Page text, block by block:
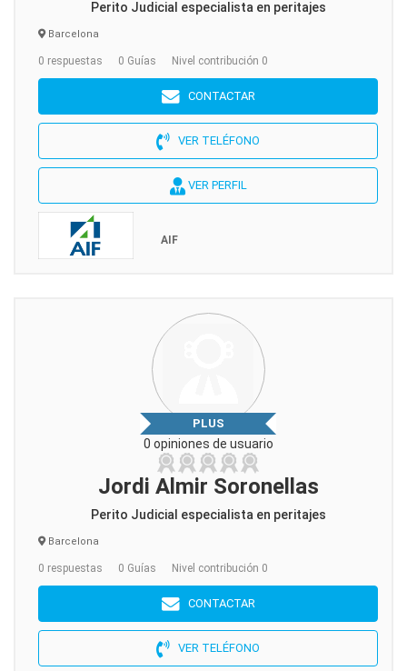
Perito Judicial especialista en peritajes
Barcelona
0 respuestas 0 Guías Nivel contribución 0
CONTACTAR
VER TELÉFONO
VER PERFIL
AIF
PLUS
0 opiniones de usuario
Jordi Almir Soronellas
Perito Judicial especialista en peritajes
Barcelona
0 respuestas 0 Guías Nivel contribución 0
CONTACTAR
VER TELÉFONO